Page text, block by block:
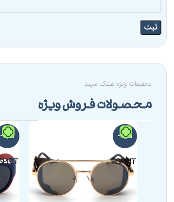
تخفیفات ویژه عینک سپید
محصولات فروش ویژه
-15%
-17%